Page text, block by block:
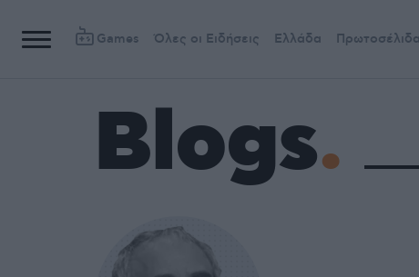
Games Όλες οι Ειδήσεις Ελλάδα Πρωτοσέλιδα
Blogs